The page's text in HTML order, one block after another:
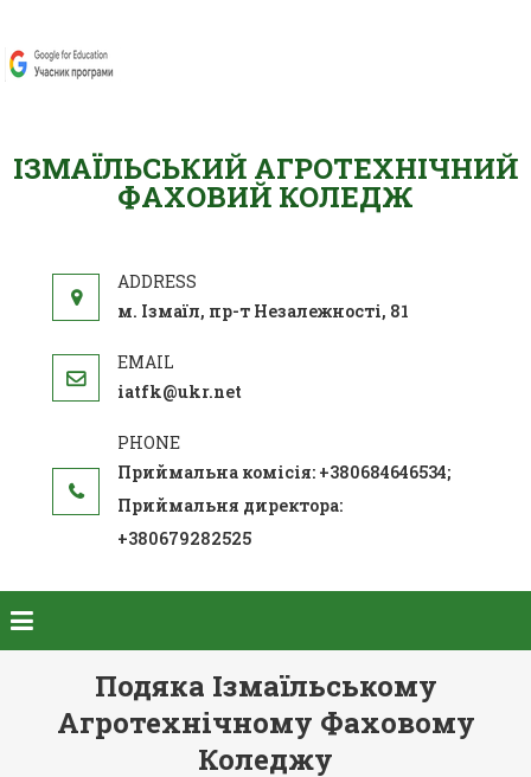
ІЗМАЇЛЬСЬКИЙ АГРОТЕХНІЧНИЙ
ФАХОВИЙ КОЛЕДЖ
м. Ізмаїл, пр-т Незалежності, 81
iatfk@ukr.net
Приймальна комісія: +380684646534;
Приймальня директора:
+380679282525
Подяка Ізмаїльському
Агротехнічному Фаховому
Коледжу